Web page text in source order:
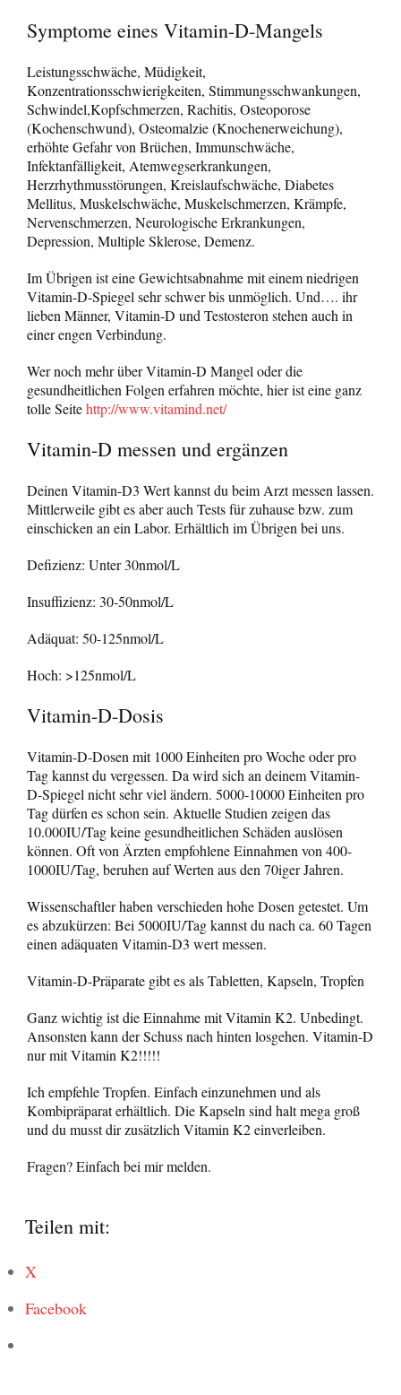
Symptome eines Vitamin-D-Mangels
Leistungsschwäche, Müdigkeit,
Konzentrationsschwierigkeiten, Stimmungsschwankungen,
Schwindel,Kopfschmerzen, Rachitis, Osteoporose
(Kochenschwund), Osteomalzie (Knochenerweichung),
erhöhte Gefahr von Brüchen, Immunschwäche,
Infektanfälligkeit, Atemwegserkrankungen,
Herzrhythmusstörungen, Kreislaufschwäche, Diabetes
Mellitus, Muskelschwäche, Muskelschmerzen, Krämpfe,
Nervenschmerzen, Neurologische Erkrankungen,
Depression, Multiple Sklerose, Demenz.
Im Übrigen ist eine Gewichtsabnahme mit einem niedrigen
Vitamin-D-Spiegel sehr schwer bis unmöglich. Und…. ihr
lieben Männer, Vitamin-D und Testosteron stehen auch in
einer engen Verbindung.
Wer noch mehr über Vitamin-D Mangel oder die
gesundheitlichen Folgen erfahren möchte, hier ist eine ganz
tolle Seitehttp://www.vitamind.net/
Vitamin-D messen und ergänzen
Deinen Vitamin-D3 Wert kannst du beim Arzt messen lassen.
Mittlerweile gibt es aber auch Tests für zuhause bzw. zum
einschicken an ein Labor. Erhältlich im Übrigen bei uns.
Defizienz: Unter 30nmol/L
Insuffizienz: 30-50nmol/L
Adäquat: 50-125nmol/L
Hoch: >125nmol/L
Vitamin-D-Dosis
Vitamin-D-Dosen mit 1000 Einheiten pro Woche oder pro
Tag kannst du vergessen. Da wird sich an deinem Vitamin-
D-Spiegel nicht sehr viel ändern. 5000-10000 Einheiten pro
Tag dürfen es schon sein. Aktuelle Studien zeigen das
10.000IU/Tag keine gesundheitlichen Schäden auslösen
können. Oft von Ärzten empfohlene Einnahmen von 400-
1000IU/Tag, beruhen auf Werten aus den 70iger Jahren.
Wissenschaftler haben verschieden hohe Dosen getestet. Um
es abzukürzen: Bei 5000IU/Tag kannst du nach ca. 60 Tagen
einen adäquaten Vitamin-D3 wert messen.
Vitamin-D-Präparate gibt es als Tabletten, Kapseln, Tropfen
Ganz wichtig ist die Einnahme mit Vitamin K2. Unbedingt.
Ansonsten kann der Schuss nach hinten losgehen. Vitamin-D
nur mit Vitamin K2!!!!!
Ich empfehle Tropfen. Einfach einzunehmen und als
Kombipräparat erhältlich. Die Kapseln sind halt mega groß
und du musst dir zusätzlich Vitamin K2 einverleiben.
Fragen? Einfach bei mir melden.
Teilen mit:
X
Facebook